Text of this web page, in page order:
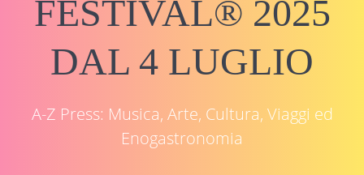
FESTIVAL® 2025
DAL 4 LUGLIO
A-Z Press: Musica, Arte, Cultura, Viaggi ed
Enogastronomia